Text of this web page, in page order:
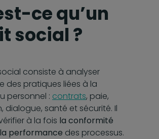
ce qu’un
social ?
consiste à analyser
des pratiques liées à la
personnel : contrats, paie,
dialogue, santé et sécurité. Il
à la fois la conformité
performance des processus.